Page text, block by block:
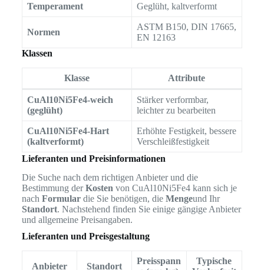
Temperament Geglüht, kaltverformt
Normen
ASTM B150, DIN 17665,
EN 12163
Klassen
Klasse Attribute
CuAl10Ni5Fe4-weich
(geglüht)
Stärker verformbar,
leichter zu bearbeiten
CuAl10Ni5Fe4-Hart
(kaltverformt)
Erhöhte Festigkeit, bessere
Verschleißfestigkeit
Lieferanten und Preisinformationen
Die Suche nach dem richtigen Anbieter und die
Bestimmung derKosten von CuAl10Ni5Fe4 kann sich je
nach Formulardie Sie benötigen, die Mengeund Ihr
Standort. Nachstehend finden Sie einige gängige Anbieter
und allgemeine Preisangaben.
Lieferanten und Preisgestaltung
Anbieter Standort
Preisspann
Typische